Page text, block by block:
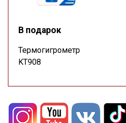
В подарок
Термогигрометр
KT908